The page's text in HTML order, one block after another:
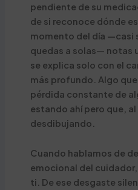
pendiente de su
de si reconoce dónde
momento del día —casi
quedas a solas— notas
se explica solo con el
más profundo. Algo
pérdida constante de
estando ahí pero que,
desdibujando.
Cuando hablamos de
emocional del
ti. De ese desgaste